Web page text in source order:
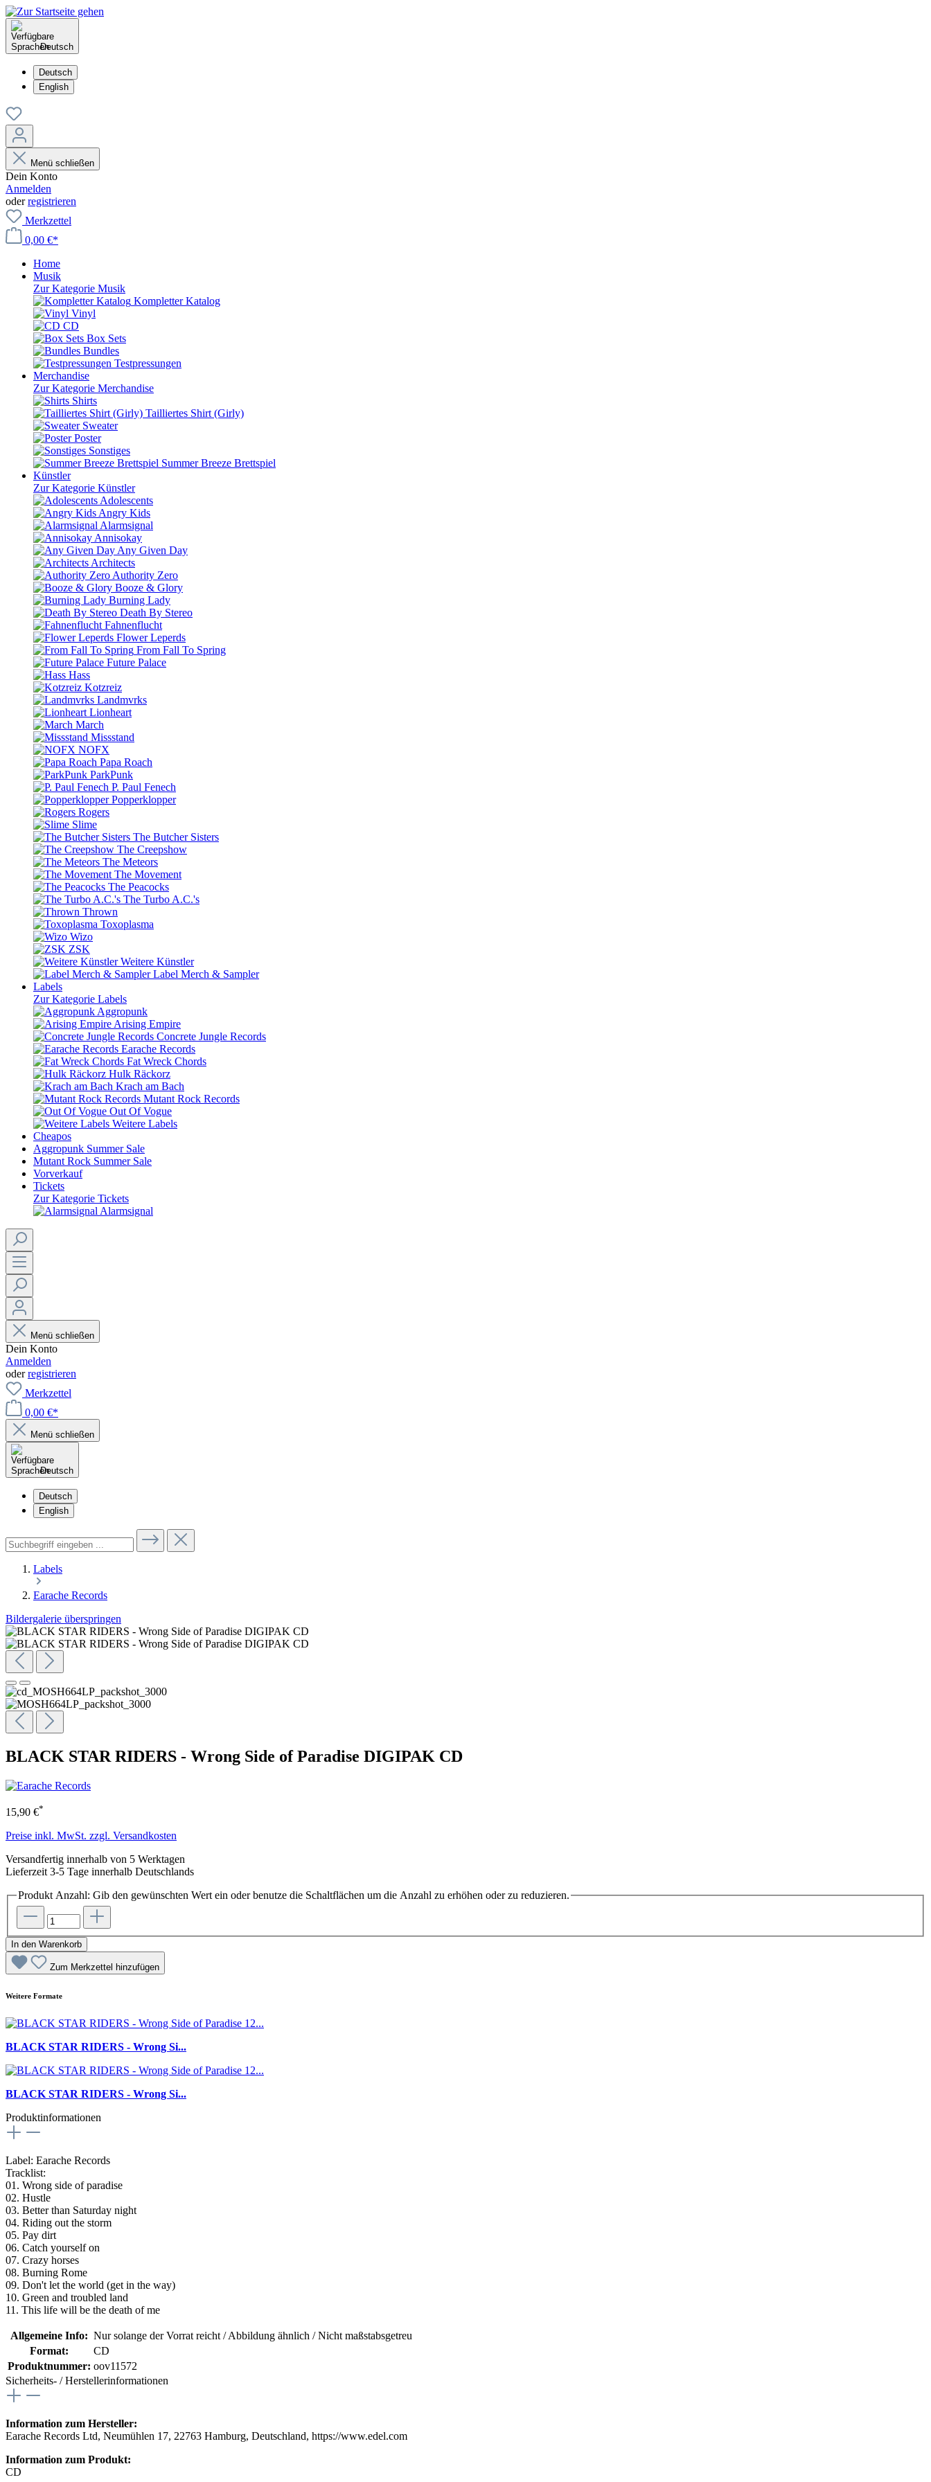
Deutsch
Deutsch
English
Menü schließen
Dein Konto
Anmelden
oderregistrieren
Merkzettel
0,00 €*
Home
Musik
Zur Kategorie Musik
Kompletter Katalog
Vinyl
CD
Box Sets
Bundles
Testpressungen
Merchandise
Zur Kategorie Merchandise
Shirts
Tailliertes Shirt (Girly)
Sweater
Poster
Sonstiges
Summer Breeze Brettspiel
Künstler
Zur Kategorie Künstler
Adolescents
Angry Kids
Alarmsignal
Annisokay
Any Given Day
Architects
Authority Zero
Booze & Glory
Burning Lady
Death By Stereo
Fahnenflucht
Flower Leperds
From Fall To Spring
Future Palace
Hass
Kotzreiz
Landmvrks
Lionheart
March
Missstand
NOFX
Papa Roach
ParkPunk
P. Paul Fenech
Popperklopper
Rogers
Slime
The Butcher Sisters
The Creepshow
The Meteors
The Movement
The Peacocks
The Turbo A.C.'s
Thrown
Toxoplasma
Wizo
ZSK
Weitere Künstler
Label Merch & Sampler
Labels
Zur Kategorie Labels
Aggropunk
Arising Empire
Concrete Jungle Records
Earache Records
Fat Wreck Chords
Hulk Räckorz
Krach am Bach
Mutant Rock Records
Out Of Vogue
Weitere Labels
Cheapos
Aggropunk Summer Sale
Mutant Rock Summer Sale
Vorverkauf
Tickets
Zur Kategorie Tickets
Alarmsignal
Menü schließen
Dein Konto
Anmelden
oderregistrieren
Merkzettel
0,00 €*
Menü schließen
Deutsch
Deutsch
English
Labels
Earache Records
Bildergalerie überspringen
BLACK STAR RIDERS - Wrong Side of Paradise DIGIPAK CD
15,90 €*
Preise inkl. MwSt. zzgl. Versandkosten
Versandfertig innerhalb von 5 Werktagen
Lieferzeit 3-5 Tage innerhalb Deutschlands
Produkt Anzahl: Gib den gewünschten Wert ein oder benutze die Schaltflächen um die Anzahl zu erhöhen oder zu reduzieren.
In den Warenkorb
Zum Merkzettel hinzufügen
Weitere Formate
BLACK STAR RIDERS - Wrong Si...
BLACK STAR RIDERS - Wrong Si...
Produktinformationen
Label: Earache Records
Tracklist:
01. Wrong side of paradise
02. Hustle
03. Better than Saturday night
04. Riding out the storm
05. Pay dirt
06. Catch yourself on
07. Crazy horses
08. Burning Rome
09. Don't let the world (get in the way)
10. Green and troubled land
11. This life will be the death of me
Allgemeine Info: Nur solange der Vorrat reicht / Abbildung ähnlich / Nicht maßstabsgetreu
Format:
CD
Produktnummer: oov11572
Sicherheits- / Herstellerinformationen
Information zum Hersteller:
Earache Records Ltd, Neumühlen 17, 22763 Hamburg, Deutschland, https://www.edel.com
Information zum Produkt:
CD